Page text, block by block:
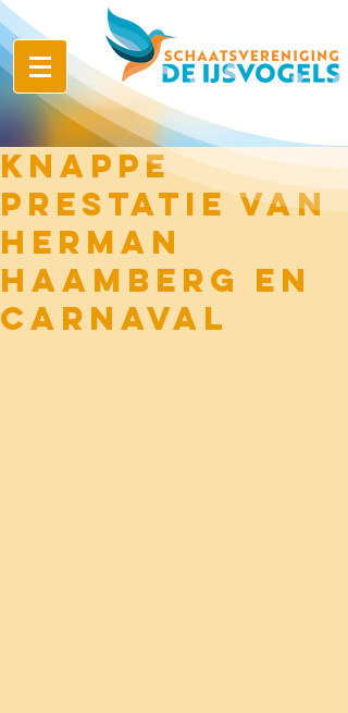
Knappe
prestatie van
Herman
Haamberg en
carnaval